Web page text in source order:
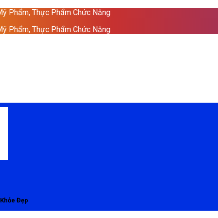
Phẩm, Thực Phẩm Chức Năng
Phẩm, Thực Phẩm Chức Năng
Đẹp